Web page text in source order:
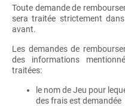
Toute demande de
sera traitée strictement
avant.
Les demandes de
des informations
traitées:
le nom de Jeu pour
des frais est demandée